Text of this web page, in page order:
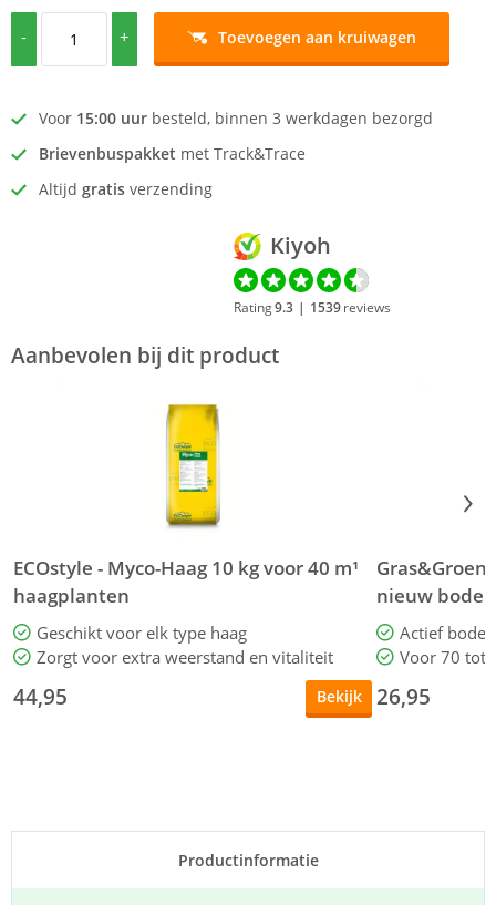
- + Toevoegen aan kruiwagen
Voor 15:00 uur besteld, binnen 3 werkdagen bezorgd
Brievenbuspakket met Track&Trace
Altijd gratis verzending
Kiyoh
Rating9.3 | 1539reviews
Aanbevolen bij dit product
ECOstyle - Myco-Haag 10 kg voor 40 m¹
haagplanten
Geschikt voor elk type haag
Zorgt voor extra weerstand en vitaliteit
44,95 Bekijk
Gras&Groen
nieuw
Actief
Voor 70 tot
26,95
Product­informatie